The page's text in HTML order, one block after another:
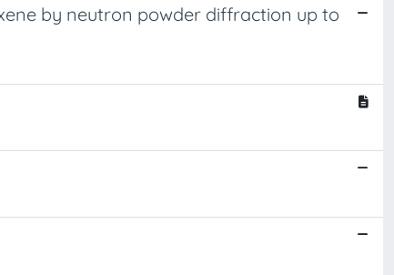
by neutron powder diffraction up to